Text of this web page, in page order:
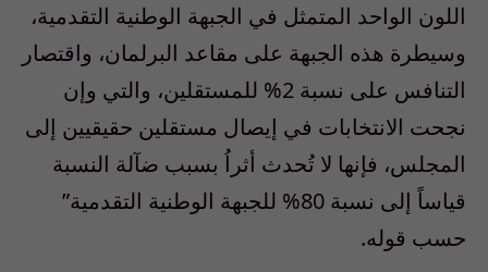
اللون الواحد المتمثل في الجبهة الوطنية التقدمية،
وسيطرة هذه الجبهة على مقاعد البرلمان، واقتصار
التنافس على نسبة 2% للمستقلين، والتي وإن
نجحت الانتخابات في إيصال مستقلين حقيقيين إلى
المجلس، فإنها لا تُحدث أثراُ بسبب ضآلة النسبة
قياساً إلى نسبة 80% للجبهة الوطنية التقدمية”
حسب قوله.